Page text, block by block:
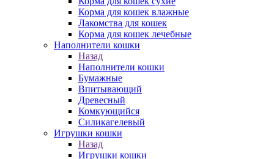
Корма для кошек влажные
Лакомства для кошек
Корма для кошек лечебные
Наполнители кошки
Назад
Наполнители кошки
Бумажные
Впитывающий
Древесный
Комкующийся
Силикагелевый
Игрушки кошки
Назад
Игрушки кошки